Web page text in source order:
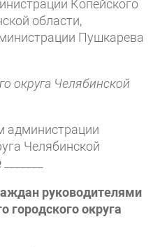
Копейского
области,
Пушкарева
округа Челябинской
Челябинской
руководителями
городского округа